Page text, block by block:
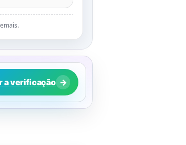
a verificação →